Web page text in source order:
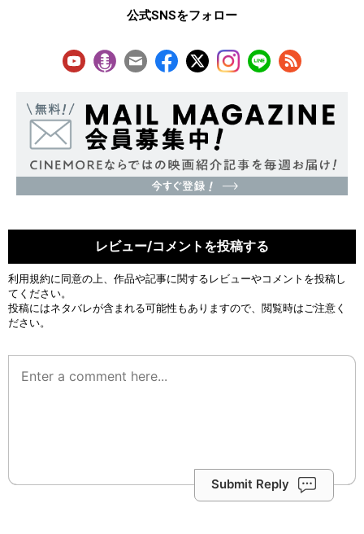
公式SNSをフォロー
レビュー/コメントを投稿する
利用規約に同意の上、作品や記事に関するレビューやコメントを投稿し
てください。
投稿にはネタバレが含まれる可能性もありますので、閲覧時はご注意く
ださい。
Submit Reply